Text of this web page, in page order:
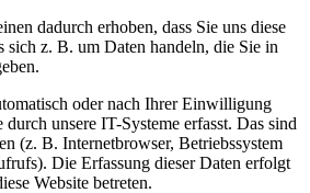
dadurch erhoben, dass Sie uns diese
sich z. B. um Daten handeln, die Sie in
oder nach Ihrer Einwilligung
unsere IT-Systeme erfasst. Das sind
(z. B. Internetbrowser, Betriebssystem
Die Erfassung dieser Daten erfolgt
Website betreten.